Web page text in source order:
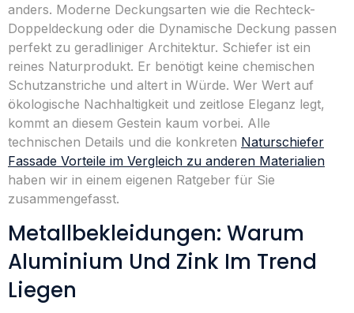
anders. Moderne Deckungsarten wie die Rechteck-
Doppeldeckung oder die Dynamische Deckung passen
perfekt zu geradliniger Architektur. Schiefer ist ein
reines Naturprodukt. Er benötigt keine chemischen
Schutzanstriche und altert in Würde. Wer Wert auf
ökologische Nachhaltigkeit und zeitlose Eleganz legt,
kommt an diesem Gestein kaum vorbei. Alle
technischen Details und die konkreten Naturschiefer
Fassade Vorteile im Vergleich zu anderen Materialien
haben wir in einem eigenen Ratgeber für Sie
zusammengefasst.
Metallbekleidungen: Warum
Aluminium Und Zink Im Trend
Liegen